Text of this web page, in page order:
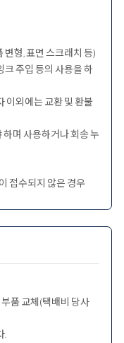
형, 표면 스크래치 등)
크 주입 등의 사용을 하
이외에는 교환 및 환불
며 사용하거나 회송 누
접수되지 않은 경우
품 교체(택배비 당사
.